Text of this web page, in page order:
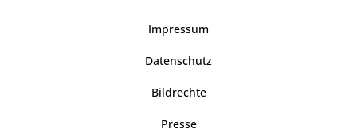
Impressum
Datenschutz
Bildrechte
Presse